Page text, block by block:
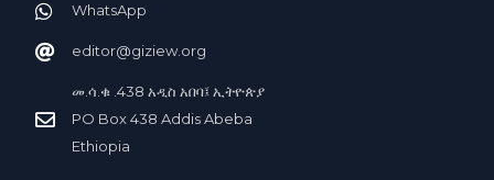
WhatsApp
editor@giziew.org
መ.ሳ.ቁ .438 አዲስ አበባ፤ ኢትዮጵያ
PO Box 438 Addis Abeba
Ethiopia